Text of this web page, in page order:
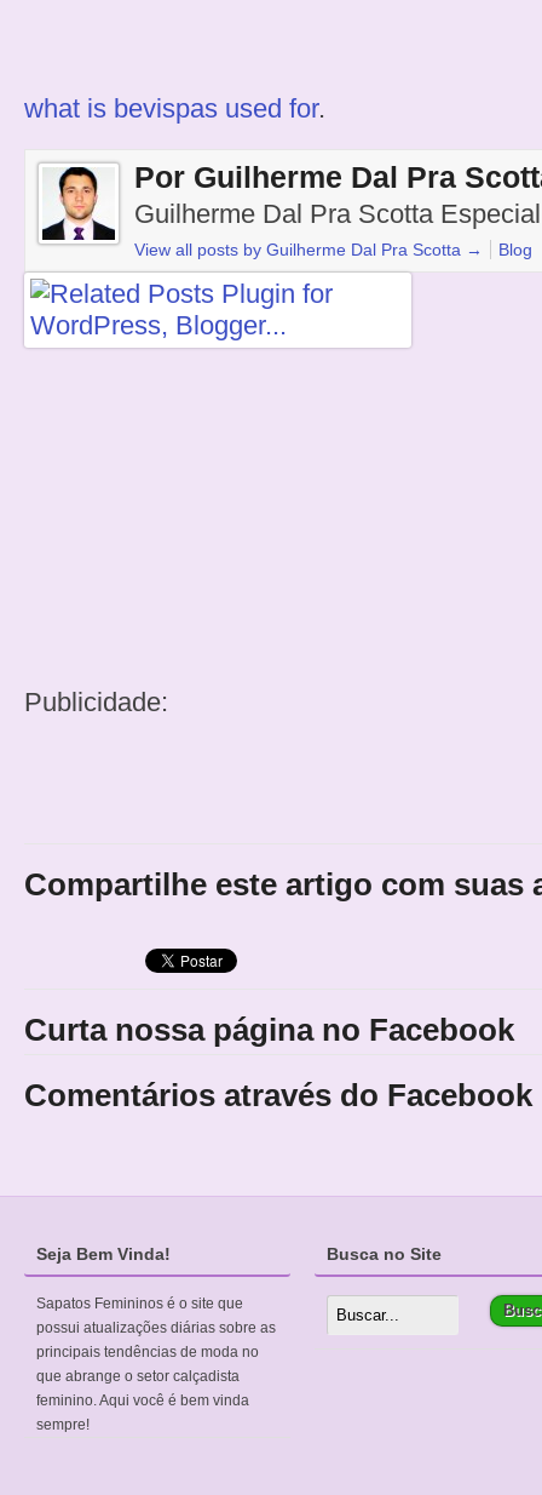
what is bevispas used for.
Por Guilherme Dal Pra
Guilherme Dal Pra Scotta
View all posts by Guilherme Dal Pra Scotta → Blog
Publicidade:
Compartilhe este artigo com suas
Curta nossa página no Facebook
Comentários através do Facebook
Seja Bem Vinda!
Sapatos Femininos é o site que
possui atualizações diárias sobre as
principais tendências de moda no
que abrange o setor calçadista
feminino. Aqui você é bem vinda
sempre!
Busca no Site